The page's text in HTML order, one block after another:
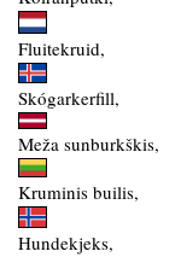
Fluitekruid,
Skógarkerfill,
Meža sunburkškis,
Kruminis builis,
Hundekjeks,